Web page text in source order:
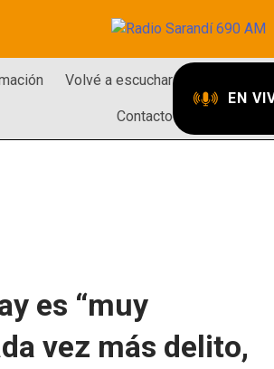
Volvé a escuchar
Contacto
EN
es “muy
vez más delito,